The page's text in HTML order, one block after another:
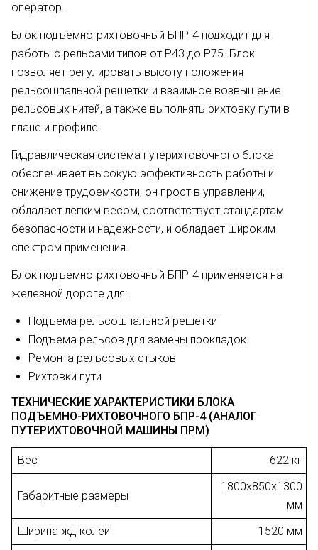
оператор.
Блок подъёмно-рихтовочный БПР-4 подходит для
работы с рельсами типов от Р43 до Р75. Блок
позволяет регулировать высоту положения
рельсошпальной решетки и взаимное возвышение
рельсовых нитей, а также выполнять рихтовку пути в
плане и профиле.
Гидравлическая система путерихтовочного блока
обеспечивает высокую эффективность работы и
снижение трудоемкости, он прост в управлении,
обладает легким весом, соответствует стандартам
безопасности и надежности, и обладает широким
спектром применения.
Блок подъемно-рихтовочный БПР-4 применяется на
железной дороге для:
Подъема рельсошпальной решетки
Подъема рельсов для замены прокладок
Ремонта рельсовых стыков
Рихтовки пути
ТЕХНИЧЕСКИЕ ХАРАКТЕРИСТИКИ БЛОКА
ПОДЪЕМНО-РИХТОВОЧНОГО БПР-4 (АНАЛОГ
ПУТЕРИХТОВОЧНОЙ МАШИНЫ ПРМ)
Вес 622 кг
Габаритные размеры
1800x850x1300
мм
Ширина жд колеи
1520 мм